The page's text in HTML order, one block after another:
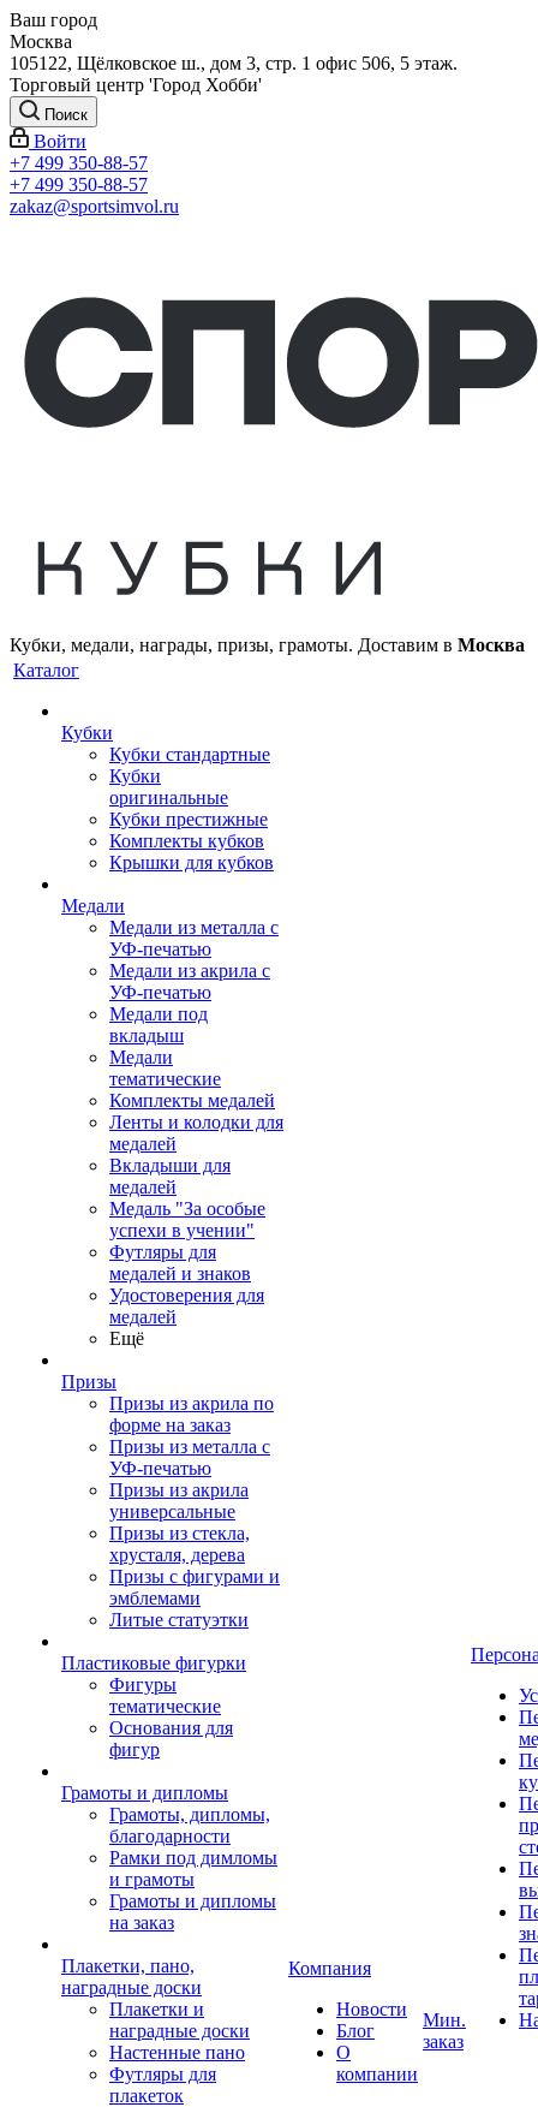
Ваш город
Москва
105122, Щёлковское ш., дом 3, стр. 1 офис 506, 5 этаж.
Торговый центр 'Город Хобби'
Поиск
Войти
+7 499 350-88-57
+7 499 350-88-57
zakaz@sportsimvol.ru
Кубки, медали, награды, призы, грамоты. Доставим в Москва
Каталог
Кубки
Кубки стандартные
Кубки
оригинальные
Кубки престижные
Комплекты кубков
Крышки для кубков
Медали
Медали из металла с
УФ-печатью
Медали из акрила с
УФ-печатью
Медали под
вкладыш
Медали
тематические
Комплекты медалей
Ленты и колодки для
медалей
Вкладыши для
медалей
Медаль "За особые
успехи в учении"
Футляры для
медалей и знаков
Удостоверения для
медалей
Ещё
Призы
Призы из акрила по
форме на заказ
Призы из металла с
УФ-печатью
Призы из акрила
универсальные
Призы из стекла,
хрусталя, дерева
Призы с фигурами и
эмблемами
Литые статуэтки
Пластиковые фигурки
Фигуры
тематические
Основания для
фигур
Грамоты и дипломы
Грамоты, дипломы,
благодарности
Рамки под димломы
и грамоты
Грамоты и дипломы
на заказ
Плакетки, пано,
наградные доски
Плакетки и
наградные доски
Настенные пано
Футляры для
плакеток
Компания
Новости
Блог
О
компании
Мин.
заказ